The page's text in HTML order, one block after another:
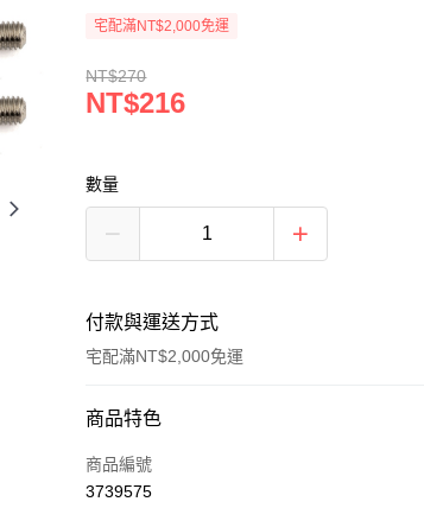
宅配滿NT$2,000免運
NT$270
NT$216
數量
付款與運送方式
宅配滿NT$2,000免運
付款方式
信用卡一次付款
商品特色
商品編號
3739575